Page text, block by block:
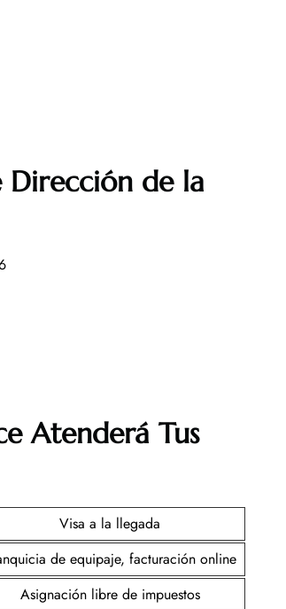
de la
Atenderá Tus
Visa a la llegada
de equipaje, facturación online
Asignación libre de impuestos